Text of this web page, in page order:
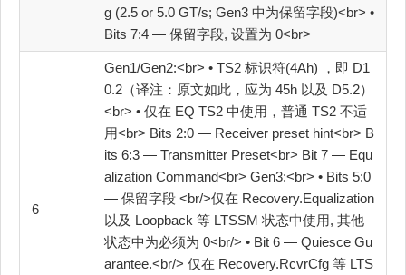
g (2.5 or 5.0 GT/s; Gen3 中为保留字段)<br> •
Bits 7:4 — 保留字段, 设置为 0<br>
6
Gen1/Gen2:<br> • TS2 标识符(4Ah) ，即 D1
0.2（译注：原文如此，应为 45h 以及 D5.2）
<br> • 仅在 EQ TS2 中使用，普通 TS2 不适
用<br> Bits 2:0 — Receiver preset hint<br> B
its 6:3 — Transmitter Preset<br> Bit 7 — Equ
alization Command<br> Gen3:<br> • Bits 5:0
— 保留字段 <br/>仅在 Recovery.Equalization
以及 Loopback 等 LTSSM 状态中使用, 其他
状态中为必须为 0<br/> • Bit 6 — Quiesce Gu
arantee.<br/> 仅在 Recovery.RcvrCfg 等 LTS